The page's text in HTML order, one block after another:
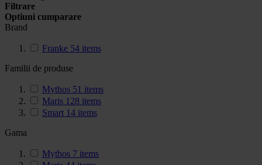
Filtrare
Optiuni cumparare
Brand
Franke 54 items
Familii de produse
Mythos 51 items
Maris 128 items
Smart 14 items
Gama
Mythos 7 items